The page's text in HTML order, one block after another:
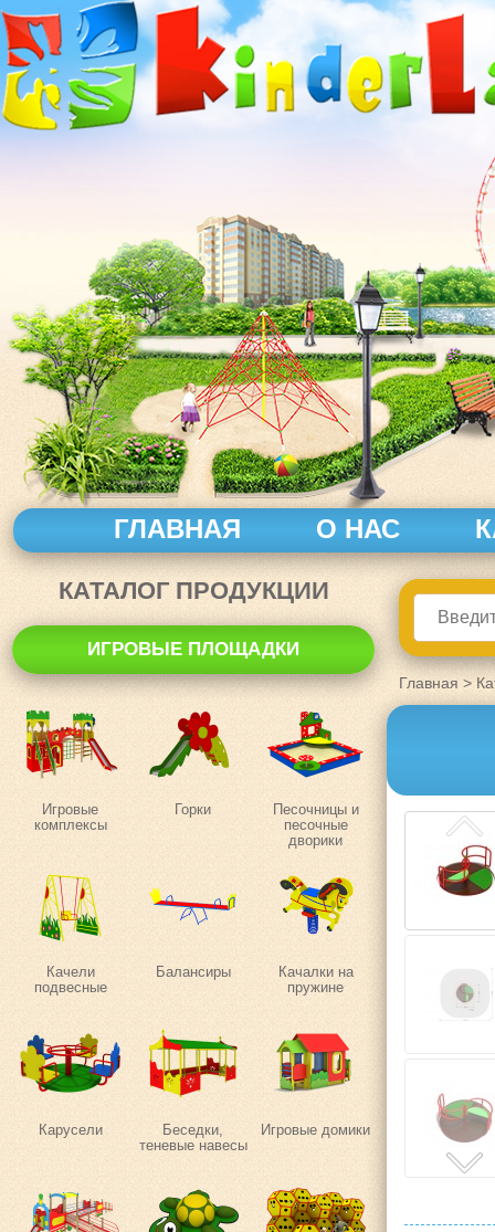
ГЛАВНАЯ О НАС
КАТАЛОГ ПРОДУКЦИИ
ИГРОВЫЕ ПЛОЩАДКИ
Игровые
комплексы
Горки
Песочницы и
песочные
дворики
Качели
подвесные
Балансиры
Качалки на
пружине
Карусели
Беседки,
теневые навесы
Игровые домики
Главная >